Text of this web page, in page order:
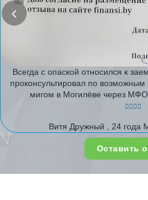
Всегда с опаской относился к
проконсультировал по
мигом в Могилёве через
Витя Дружный , 24 года
Оставить